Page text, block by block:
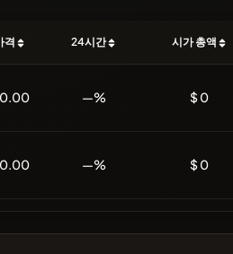
격 24시간 시가 총액
—% $ 0
—% $ 0